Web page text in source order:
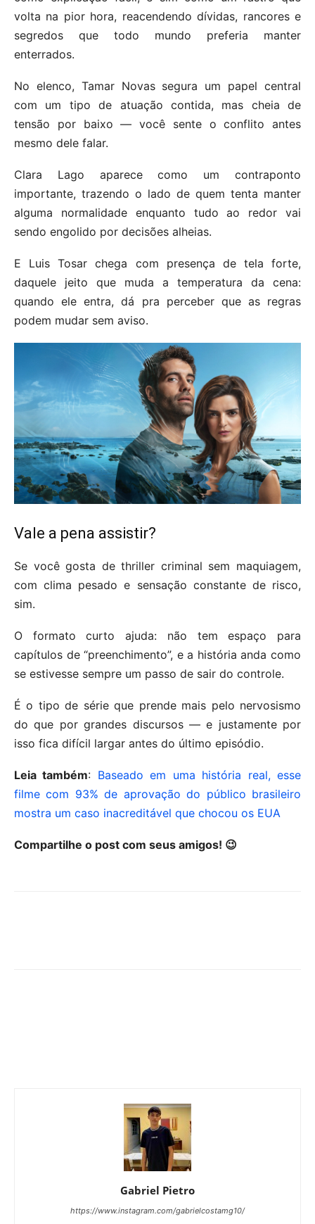
volta na pior hora, reacendendo dívidas, rancores e
segredos que todo mundo preferia manter
enterrados.
No elenco, Tamar Novas segura um papel central
com um tipo de atuação contida, mas cheia de
tensão por baixo — você sente o conflito antes
mesmo dele falar.
Clara Lago aparece como um contraponto
importante, trazendo o lado de quem tenta manter
alguma normalidade enquanto tudo ao redor vai
sendo engolido por decisões alheias.
E Luis Tosar chega com presença de tela forte,
daquele jeito que muda a temperatura da cena:
quando ele entra, dá pra perceber que as regras
podem mudar sem aviso.
Vale a pena assistir?
Se você gosta de thriller criminal sem maquiagem,
com clima pesado e sensação constante de risco,
sim.
O formato curto ajuda: não tem espaço para
capítulos de “preenchimento”, e a história anda como
se estivesse sempre um passo de sair do controle.
É o tipo de série que prende mais pelo nervosismo
do que por grandes discursos — e justamente por
isso fica difícil largar antes do último episódio.
Leia também: Baseado em uma história real, esse
filme com 93% de aprovação do público brasileiro
mostra um caso inacreditável que chocou os EUA
Compartilhe o post com seus amigos! 😉
Gabriel Pietro
https://www.instagram.com/gabrielcostamg10/